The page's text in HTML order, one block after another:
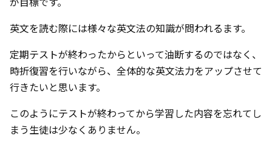
英文を読む際には様々な英文法の知識が問われるます。
定期テストが終わったからといって油断するのではなく、
時折復習を行いながら、全体的な英文法力をアップさせて
行きたいと思います。
このようにテストが終わってから学習した内容を忘れてし
まう生徒は少なくありません。